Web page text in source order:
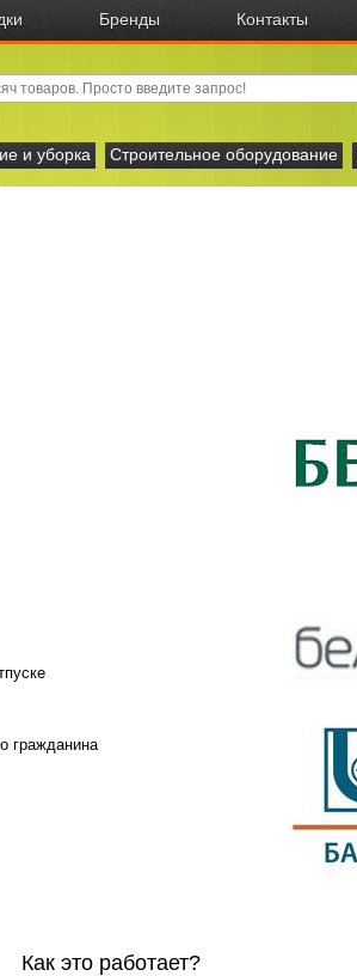
Бренды Контакты
и уборка Строительное оборудование
гражданина
Как это работает?